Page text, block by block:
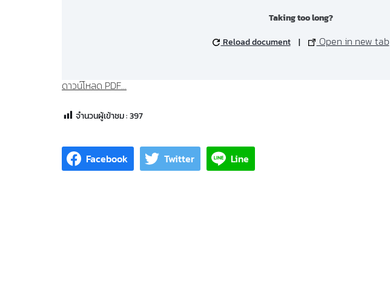
Taking too long?
Reload document
| Open in new tab
ดาวน์โหลด PDF...
จำนวนผู้เข้าชม :397
Facebook Twitter Line